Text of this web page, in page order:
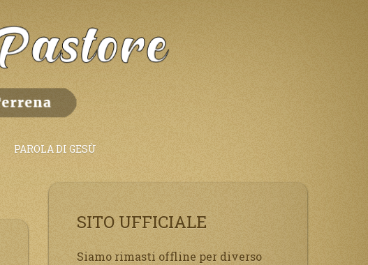
PAROLA DI GESÙ
SITO UFFICIALE
Siamo rimasti offline per diverso